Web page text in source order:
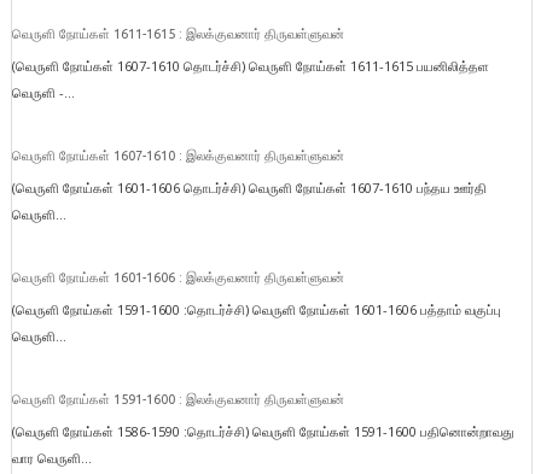
வெருளி நோய்கள் 1611-1615 : இலக்குவனார் திருவள்ளுவன்
(வெருளி நோய்கள் 1607-1610 தொடர்ச்சி) வெருளி நோய்கள் 1611-1615 பயனிலித்தள
வெருளி -...
வெருளி நோய்கள் 1607-1610 : இலக்குவனார் திருவள்ளுவன்
(வெருளி நோய்கள் 1601-1606 தொடர்ச்சி) வெருளி நோய்கள் 1607-1610 பந்தய ஊர்தி
வெருளி...
வெருளி நோய்கள் 1601-1606 : இலக்குவனார் திருவள்ளுவன்
(வெருளி நோய்கள் 1591-1600 :தொடர்ச்சி) வெருளி நோய்கள் 1601-1606 பத்தாம் வகுப்பு
வெருளி...
வெருளி நோய்கள் 1591-1600 : இலக்குவனார் திருவள்ளுவன்
(வெருளி நோய்கள் 1586-1590 :தொடர்ச்சி) வெருளி நோய்கள் 1591-1600 பதினொன்றாவது
வார வெருளி...